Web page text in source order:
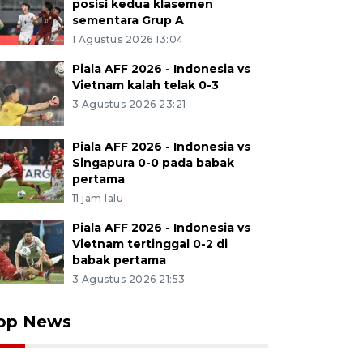
posisi kedua klasemen
sementara Grup A
1 Agustus 2026 13:04
Piala AFF 2026 - Indonesia vs
Vietnam kalah telak 0-3
3 Agustus 2026 23:21
Piala AFF 2026 - Indonesia vs
Singapura 0-0 pada babak
pertama
11 jam lalu
Piala AFF 2026 - Indonesia vs
Vietnam tertinggal 0-2 di
babak pertama
3 Agustus 2026 21:53
News